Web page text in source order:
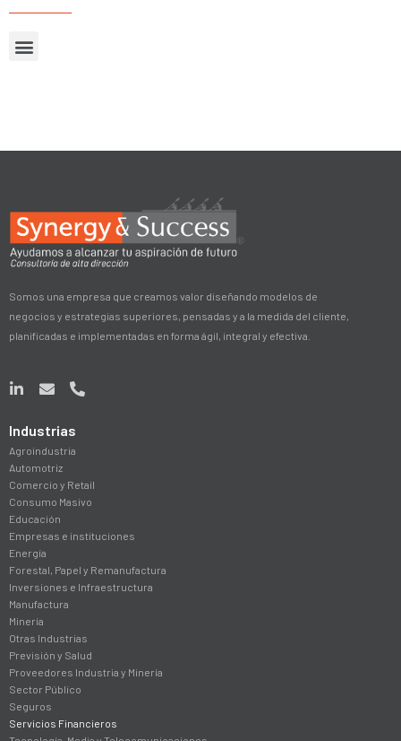
Somos una empresa que creamos valor diseñando modelos de
negocios y estrategias superiores, pensadas y a la medida del cliente,
planificadas e implementadas en forma ágil, integral y efectiva.
Industrias
Agroindustria
Automotriz
Comercio y Retail
Consumo Masivo
Educación
Empresas e instituciones
Energía
Forestal, Papel y Remanufactura
Inversiones e Infraestructura
Manufactura
Minería
Otras Industrias
Previsión y Salud
Proveedores Industria y Minería
Sector Público
Seguros
Servicios Financieros